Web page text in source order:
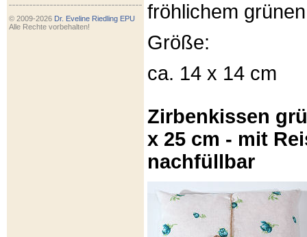
© 2009-2026 Dr. Eveline Riedling EPU
Alle Rechte vorbehalten!
fröhlichem
Größe:
ca. 14 x 14 cm
Zirbenkissen
x 25 cm - mit
nachfüllbar